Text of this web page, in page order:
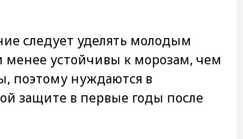
следует уделять молодым
устойчивы к морозам, чем
поэтому нуждаются в
защите в первые годы после